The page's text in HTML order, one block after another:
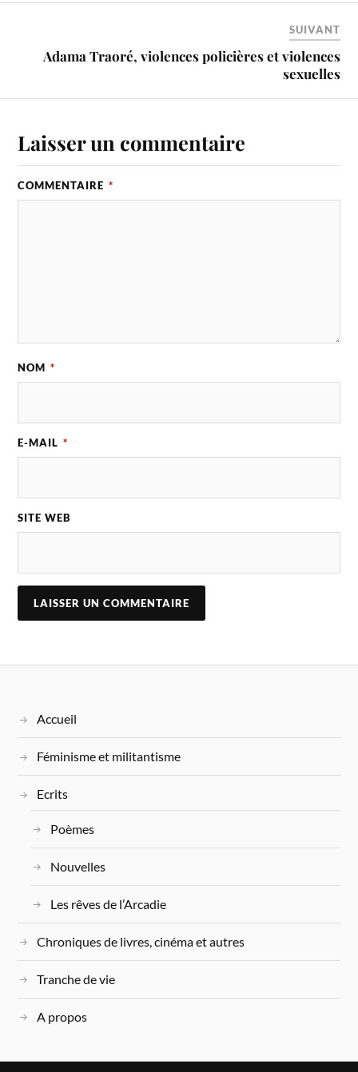
SUIVANT
Adama Traoré, violences policières et violences
sexuelles
Laisser un commentaire
COMMENTAIRE *
NOM *
E-MAIL *
SITE WEB
Accueil
Féminisme et militantisme
Ecrits
Poèmes
Nouvelles
Les rêves de l’Arcadie
Chroniques de livres, cinéma et autres
Tranche de vie
A propos